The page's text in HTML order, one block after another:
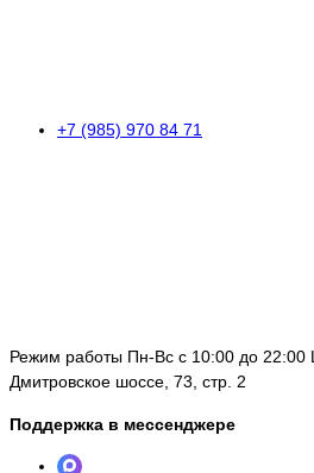
+7 (985) 970 84 71
Режим работы Пн-Вс с 10:00 до 22:00
Дмитровское шоссе, 73, стр. 2
Поддержка в мессенджере